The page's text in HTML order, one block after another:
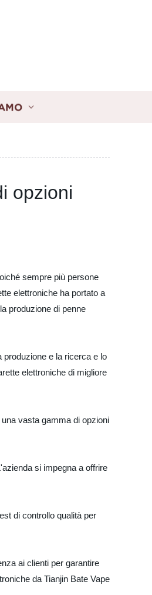
opzioni
sempre più persone
elettroniche ha portato a
produzione di penne
produzione e la ricerca e lo
elettroniche di migliore
vasta gamma di opzioni
si impegna a offrire
di controllo qualità per
ai clienti per garantire
da Tianjin Bate Vape